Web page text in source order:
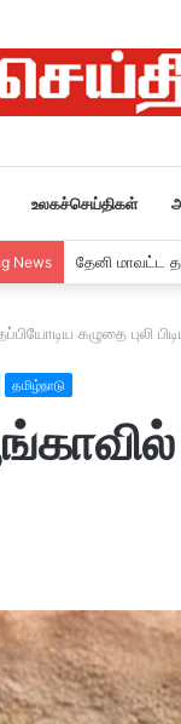
உலகச்செய்திகள்
News தேவசெய்தி 5
கழுதை புலி
தமிழ்நாடு